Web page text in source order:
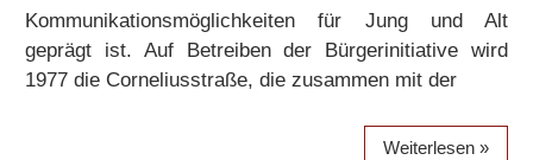
Kommunikationsmöglichkeiten für Jung und Alt
geprägt ist. Auf Betreiben der Bürgerinitiative wird
1977 die Corneliusstraße, die zusammen mit der
Weiterlesen